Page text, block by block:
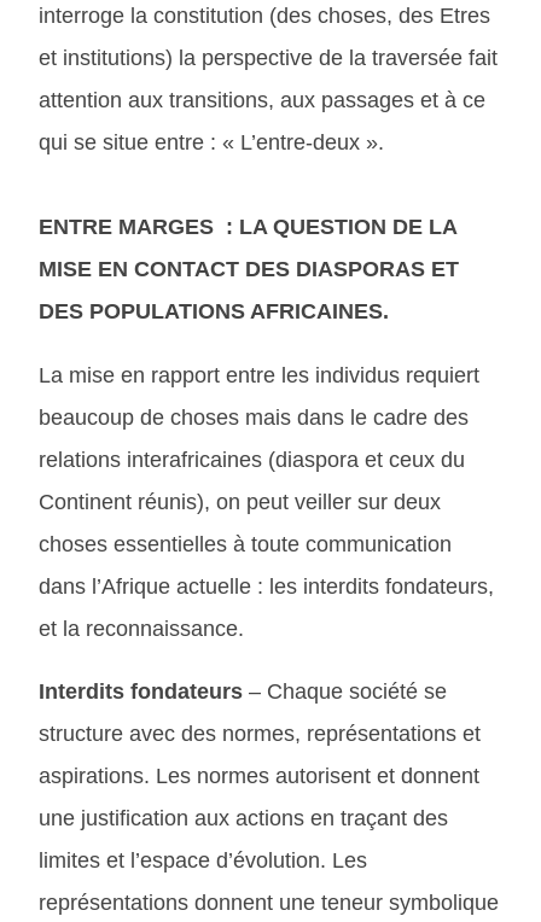
interroge la constitution (des choses, des Etres
et institutions) la perspective de la traversée fait
attention aux transitions, aux passages et à ce
qui se situe entre : « L’entre-deux ».
ENTRE MARGES : LA QUESTION DE LA
MISE EN CONTACT DES DIASPORAS ET
DES POPULATIONS AFRICAINES.
La mise en rapport entre les individus requiert
beaucoup de choses mais dans le cadre des
relations interafricaines (diaspora et ceux du
Continent réunis), on peut veiller sur deux
choses essentielles à toute communication
dans l’Afrique actuelle : les interdits fondateurs,
et la reconnaissance.
Interdits fondateurs – Chaque société se
structure avec des normes, représentations et
aspirations. Les normes autorisent et donnent
une justification aux actions en traçant des
limites et l’espace d’évolution. Les
représentations donnent une teneur symbolique